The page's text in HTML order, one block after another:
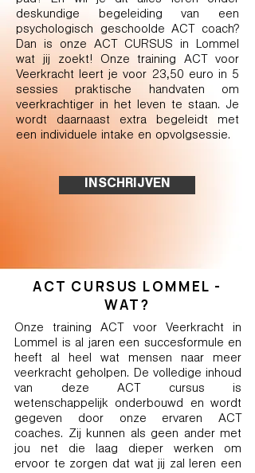
deskundige begeleiding van een
psychologisch geschoolde ACT coach?
Dan is onze ACT CURSUS in Lommel
wat jij zoekt! Onze training ACT voor
Veerkracht leert je voor 23,50 euro in 5
sessies praktische handvaten om
veerkrachtiger in het leven te staan. Je
wordt daarnaast extra begeleidt met
een individuele intake en opvolgsessie.
INSCHRIJVEN
ACT CURSUS LOMMEL -
WAT?
Onze training ACT voor Veerkracht in
Lommel is al jaren een succesformule en
heeft al heel wat mensen naar meer
veerkracht geholpen. De volledige inhoud
van deze ACT cursus is
wetenschappelijk onderbouwd en wordt
gegeven door onze ervaren ACT
coaches. Zij kunnen als geen ander met
jou net die laag dieper werken om
ervoor te zorgen dat wat jij zal leren een